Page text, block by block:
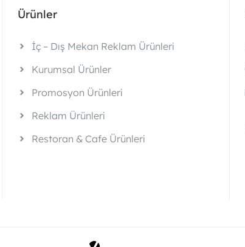
Ürünler
İç – Dış Mekan Reklam Ürünleri
Kurumsal Ürünler
Promosyon Ürünleri
Reklam Ürünleri
Restoran & Cafe Ürünleri